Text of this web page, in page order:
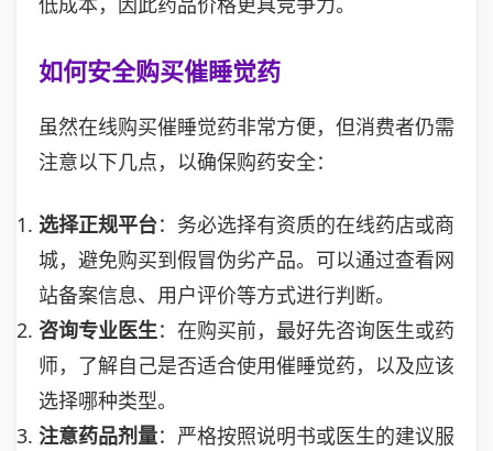
如何安全购买催睡觉药
虽然在线购买催睡觉药非常方便，但消费者仍需
注意以下几点，以确保购药安全：
选择正规平台：务必选择有资质的在线药店或商
城，避免购买到假冒伪劣产品。可以通过查看网
站备案信息、用户评价等方式进行判断。
咨询专业医生：在购买前，最好先咨询医生或药
师，了解自己是否适合使用催睡觉药，以及应该
选择哪种类型。
注意药品剂量：严格按照说明书或医生的建议服